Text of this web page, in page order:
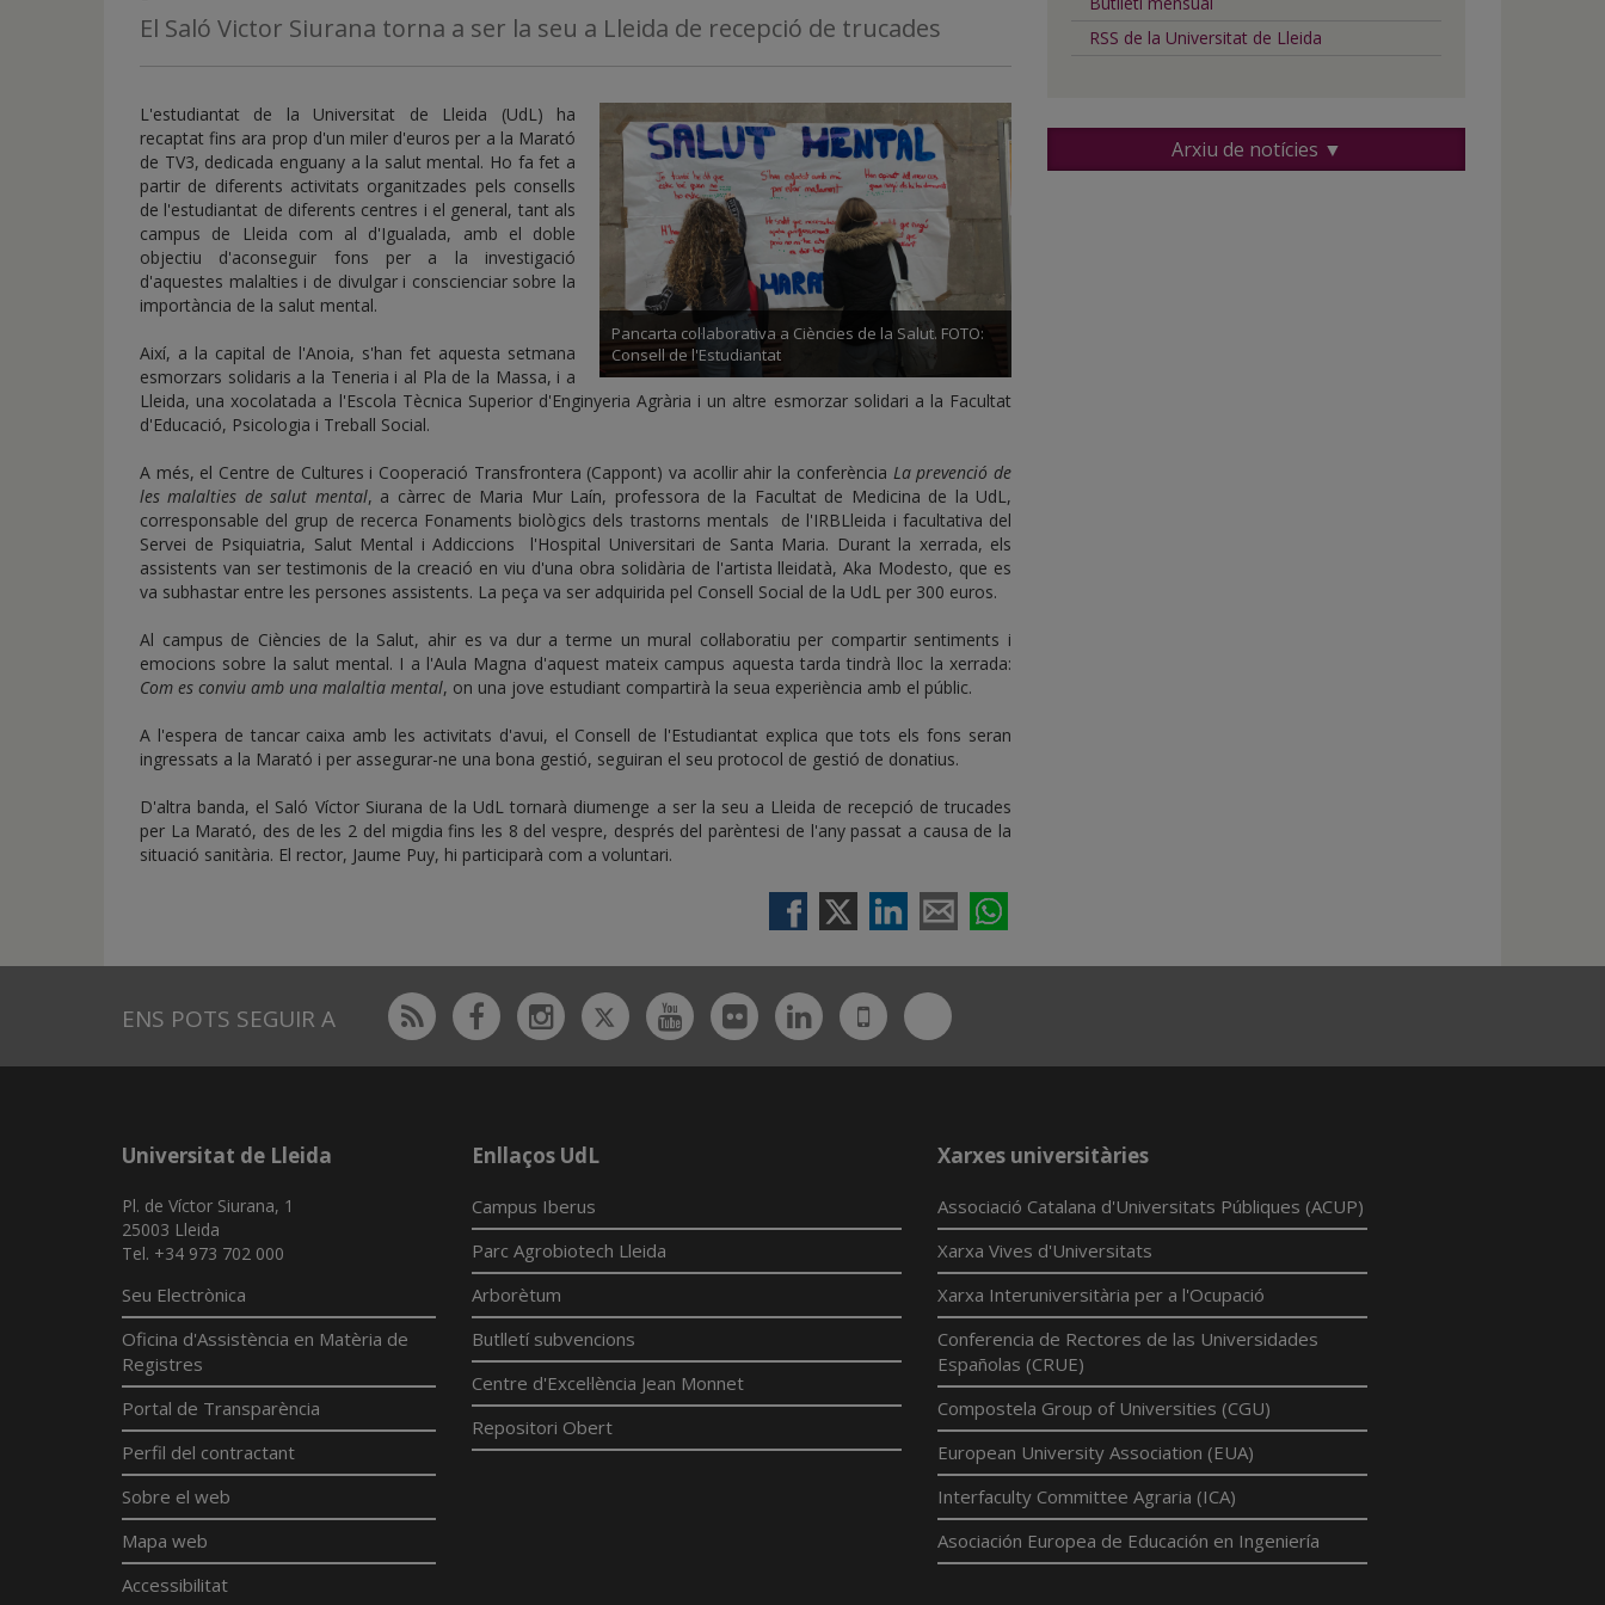
inicio
El Saló Victor Siurana torna a ser la seu a Lleida de recepció de trucades
Pancarta col·laborativa a Ciències de la Salut. FOTO:
Consell de l'Estudiantat
L'estudiantat de la Universitat de Lleida (UdL) ha
recaptat fins ara prop d'un miler d'euros per a la Marató
de TV3, dedicada enguany a la salut mental. Ho fa fet a
partir de diferents activitats organitzades pels consells
de l'estudiantat de diferents centres i el general, tant als
campus de Lleida com al d'Igualada, amb el doble
objectiu d'aconseguir fons per a la investigació
d'aquestes malalties i de divulgar i conscienciar sobre la
importància de la salut mental.
Així, a la capital de l'Anoia, s'han fet aquesta setmana
esmorzars solidaris a la Teneria i al Pla de la Massa, i a
Lleida, una xocolatada a l'Escola Tècnica Superior d'Enginyeria Agrària i un altre esmorzar solidari a la Facultat
d'Educació, Psicologia i Treball Social.
A més, el Centre de Cultures i Cooperació Transfrontera (Cappont) va acollir ahir la conferència La prevenció de
les malalties de salut mental, a càrrec de Maria Mur Laín, professora de la Facultat de Medicina de la UdL,
corresponsable del grup de recerca Fonaments biològics dels trastorns mentals de l'IRBLleida i facultativa del
Servei de Psiquiatria, Salut Mental i Addiccions l'Hospital Universitari de Santa Maria. Durant la xerrada, els
assistents van ser testimonis de la creació en viu d'una obra solidària de l'artista lleidatà, Aka Modesto, que es
va subhastar entre les persones assistents. La peça va ser adquirida pel Consell Social de la UdL per 300 euros.
Al campus de Ciències de la Salut, ahir es va dur a terme un mural col·laboratiu per compartir sentiments i
emocions sobre la salut mental. I a l'Aula Magna d'aquest mateix campus aquesta tarda tindrà lloc la xerrada:
Com es conviu amb una malaltia mental, on una jove estudiant compartirà la seua experiència amb el públic.
A l'espera de tancar caixa amb les activitats d'avui, el Consell de l'Estudiantat explica que tots els fons seran
ingressats a la Marató i per assegurar-ne una bona gestió, seguiran el seu protocol de gestió de donatius.
D'altra banda, el Saló Víctor Siurana de la UdL tornarà diumenge a ser la seu a Lleida de recepció de trucades
per La Marató, des de les 2 del migdia fins les 8 del vespre, després del parèntesi de l'any passat a causa de la
situació sanitària. El rector, Jaume Puy, hi participarà com a voluntari.
RSS de la Universitat de Lleida
Arxiu de notícies ▼
ENS POTS SEGUIR A Rss FacebookInstagram
TwitterYoutubeFlickrLinkedin
UdL
App
Bluesky
Universitat de Lleida
Pl. de Víctor Siurana, 1
25003 Lleida
Tel. +34 973 702 000
Seu Electrònica
Oficina d'Assistència en Matèria de
Registres
Portal de Transparència
Perfil del contractant
Sobre el web
Mapa web
Accessibilitat
Enllaços UdL
Campus Iberus
Parc Agrobiotech Lleida
Arborètum
Butlletí subvencions
Centre d'Excel·lència Jean Monnet
Repositori Obert
Xarxes universitàries
Associació Catalana d'Universitats Públiques (ACUP)
Xarxa Vives d'Universitats
Xarxa Interuniversitària per a l'Ocupació
Conferencia de Rectores de las Universidades
Españolas (CRUE)
Compostela Group of Universities (CGU)
European University Association (EUA)
Interfaculty Committee Agraria (ICA)
Asociación Europea de Educación en Ingeniería